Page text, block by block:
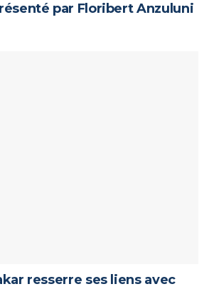
par Floribert Anzuluni
resserre ses liens avec